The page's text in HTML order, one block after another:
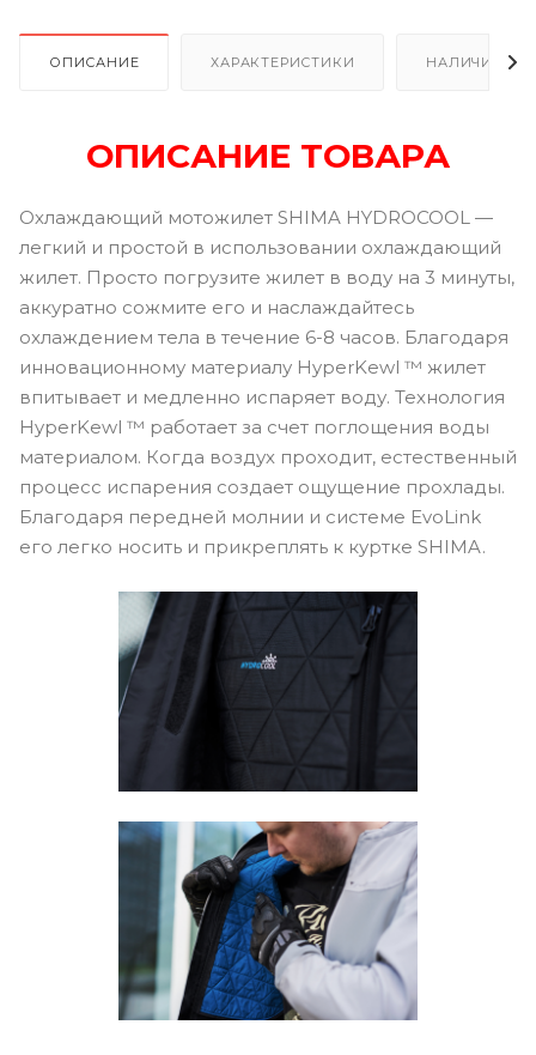
ОПИСАНИЕ ХАРАКТЕРИСТИКИ НАЛИЧИЕ В
ОПИСАНИЕ ТОВАРА
Охлаждающий мотожилет SHIMA HYDROCOOL —
легкий и простой в использовании охлаждающий
жилет. Просто погрузите жилет в воду на 3 минуты,
аккуратно сожмите его и наслаждайтесь
охлаждением тела в течение 6-8 часов. Благодаря
инновационному материалу HyperKewl ™ жилет
впитывает и медленно испаряет воду. Технология
HyperKewl ™ работает за счет поглощения воды
материалом. Когда воздух проходит, естественный
процесс испарения создает ощущение прохлады.
Благодаря передней молнии и системе EvoLink
его легко носить и прикреплять к куртке SHIMA.